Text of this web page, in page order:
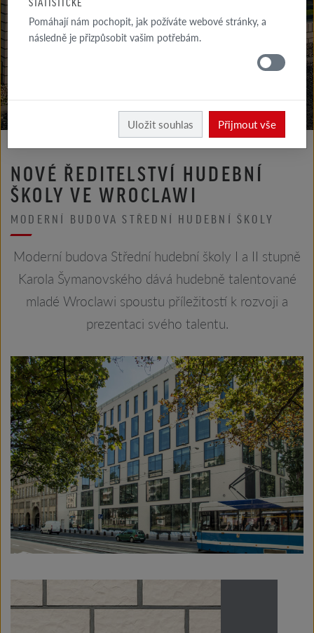
GALERIE
FASÁDA
Röben
NOVÉ ŘEDITELSTVÍ HUDEBNÍ
ŠKOLY VE WROCLAWI
MODERNÍ BUDOVA STŘEDNÍ HUDEBNÍ ŠKOLY
Moderní budova Střední hudební školy I a II stupně
Karola Šymanovského dává hudebně talentované
mladé Wroclawi spoustu příležitostí k rozvoji a
prezentaci svého talentu.
Pomáhají nám pochopit, jak požíváte webové stránky, a
následně je přizpůsobit vašim potřebám.
Uložit souhlas Přijmout vše